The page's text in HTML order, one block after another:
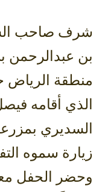
شرف صاحب
بن عبدالرحمن
منطقة الرياض
الذي أقامه
السديري
زيارة سموه
وحضر الحفل